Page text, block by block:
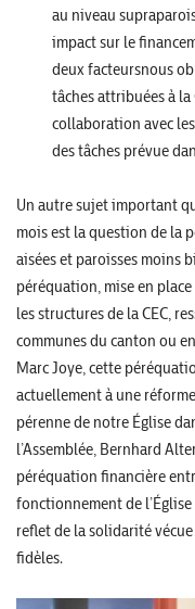
au niveau
impact sur le
deux facteursnous
tâches attribuées à
collaboration avec
des tâches prévue
Un autre sujet important
mois est la question de la
aisées et paroisses moins
péréquation, mise en
les structures de la CEC,
communes du canton ou
Marc Joye, cette
actuellement à une
pérenne de notre Église
l’Assemblée, Bernhard
péréquation financière
fonctionnement de
reflet de la solidarité
fidèles.